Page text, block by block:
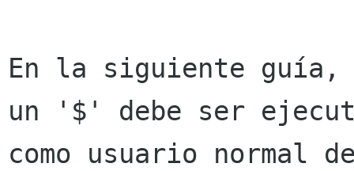
En la siguiente guía,
un '$' debe ser
como usuario normal